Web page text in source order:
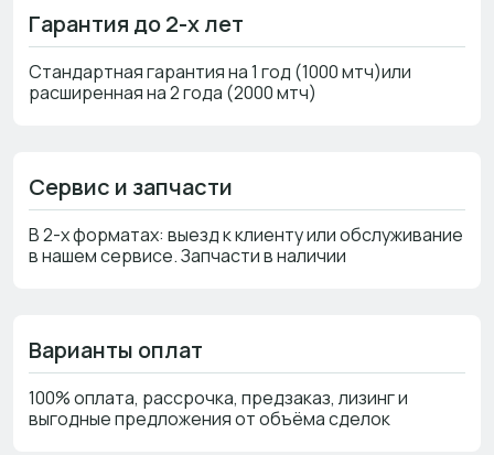
Гарантия до 2-х лет
Стандартная гарантия на 1 год (1000 мтч)или
расширенная на 2 года (2000 мтч)
Сервис и запчасти
В 2-х форматах: выезд к клиенту или обслуживание
в нашем сервисе. Запчасти в наличии
Варианты оплат
100% оплата, рассрочка, предзаказ, лизинг и
выгодные предложения от объёма сделок